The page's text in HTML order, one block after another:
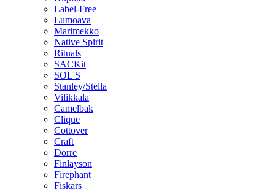
Label-Free
Lumoava
Marimekko
Native Spirit
Rituals
SACKit
SOL'S
Stanley/Stella
Vilikkala
Camelbak
Clique
Cottover
Craft
Dorre
Finlayson
Firephant
Fiskars